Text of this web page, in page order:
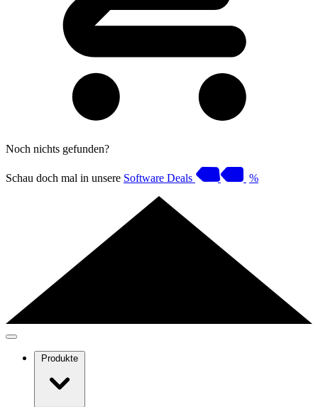
Noch nichts gefunden?
Schau doch mal in unsere Software Deals %
Produkte